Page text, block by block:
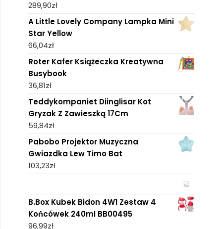
289,90zł
A Little Lovely Company Lampka Mini
Star Yellow
66,04zł
Roter Kafer Książeczka Kreatywna
Busybook
36,81zł
Teddykompaniet Diinglisar Kot
Gryzak Z Zawieszką 17Cm
59,84zł
Pabobo Projektor Muzyczna
Gwiazdka Lew Timo Bat
103,23zł
B.Box Kubek Bidon 4W1 Zestaw 4
Końcówek 240ml BB00495
96,99zł